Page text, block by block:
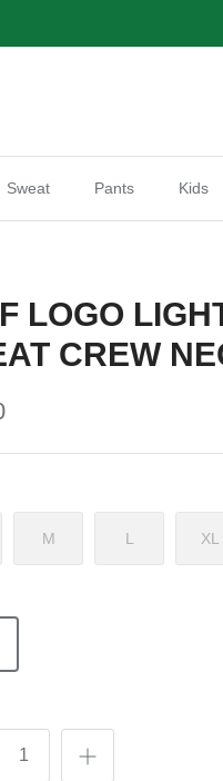
Sweat Pants Kids
LOGO
CREW
M L XL